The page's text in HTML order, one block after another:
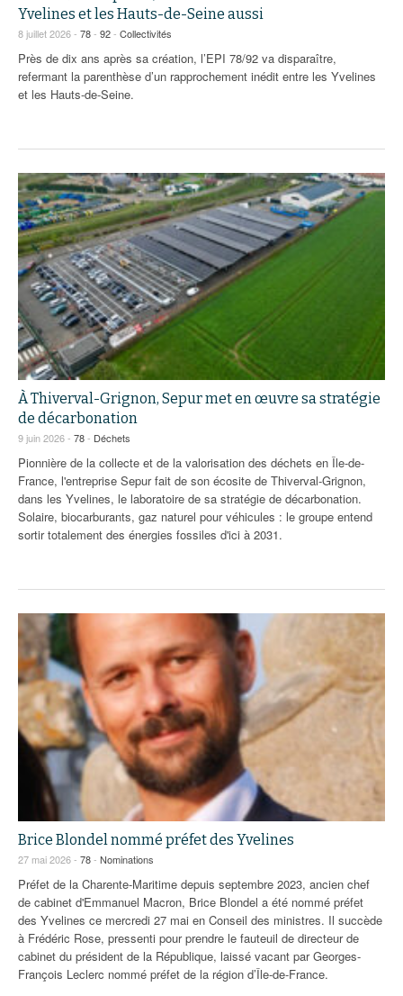
94
95
Yvelines et les Hauts-de-Seine aussi
8 juillet 2026 - 78- 92- Collectivités
Près de dix ans après sa création, l’EPI 78/92 va disparaître,
refermant la parenthèse d’un rapprochement inédit entre les Yvelines
et les Hauts-de-Seine.
À Thiverval-Grignon, Sepur met en œuvre sa stratégie
de décarbonation
9 juin 2026 - 78- Déchets
Pionnière de la collecte et de la valorisation des déchets en Île-de-
France, l'entreprise Sepur fait de son écosite de Thiverval-Grignon,
dans les Yvelines, le laboratoire de sa stratégie de décarbonation.
Solaire, biocarburants, gaz naturel pour véhicules : le groupe entend
sortir totalement des énergies fossiles d'ici à 2031.
Brice Blondel nommé préfet des Yvelines
27 mai 2026 - 78- Nominations
Préfet de la Charente-Maritime depuis septembre 2023, ancien chef
de cabinet d'Emmanuel Macron, Brice Blondel a été nommé préfet
des Yvelines ce mercredi 27 mai en Conseil des ministres. Il succède
à Frédéric Rose, pressenti pour prendre le fauteuil de directeur de
cabinet du président de la République, laissé vacant par Georges-
François Leclerc nommé préfet de la région d’Île-de-France.